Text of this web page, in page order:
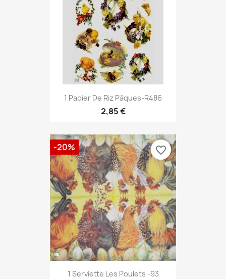
1 Papier De Riz Pâques-R486
2,85 €
1 Serviette Les Poulets -93
-20% favorite_border